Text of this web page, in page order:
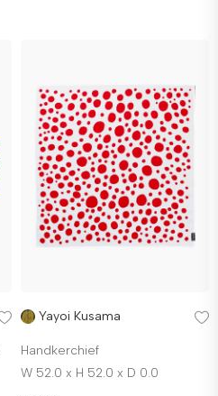
Yayoi Kusama
Handkerchief
W 52.0 x H 52.0 x D 0.0